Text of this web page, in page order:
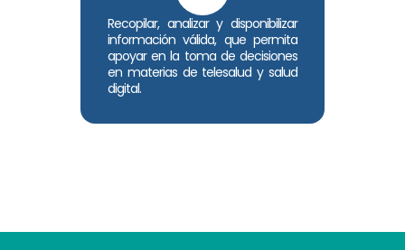
Recopilar, analizar y disponibilizar
información válida, que permita
apoyar en la toma de decisiones
en materias de telesalud y salud
digital.